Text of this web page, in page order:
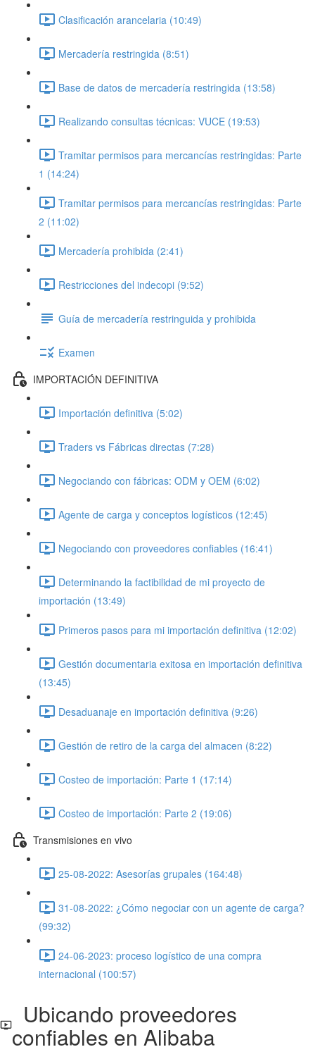
Clasificación arancelaria (10:49)
Mercadería restringida (8:51)
Base de datos de mercadería restringida (13:58)
Realizando consultas técnicas: VUCE (19:53)
Tramitar permisos para mercancías restringidas: Parte
1 (14:24)
Tramitar permisos para mercancías restringidas: Parte
2 (11:02)
Mercadería prohibida (2:41)
Restricciones del indecopi (9:52)
Guía de mercadería restringuida y prohibida
Examen
IMPORTACIÓN DEFINITIVA
Importación definitiva (5:02)
Traders vs Fábricas directas (7:28)
Negociando con fábricas: ODM y OEM (6:02)
Agente de carga y conceptos logísticos (12:45)
Negociando con proveedores confiables (16:41)
Determinando la factibilidad de mi proyecto de
importación (13:49)
Primeros pasos para mi importación definitiva (12:02)
Gestión documentaria exitosa en importación definitiva
(13:45)
Desaduanaje en importación definitiva (9:26)
Gestión de retiro de la carga del almacen (8:22)
Costeo de importación: Parte 1 (17:14)
Costeo de importación: Parte 2 (19:06)
Transmisiones en vivo
25-08-2022: Asesorías grupales (164:48)
31-08-2022: ¿Cómo negociar con un agente de carga?
(99:32)
24-06-2023: proceso logístico de una compra
internacional (100:57)
Ubicando proveedores
confiables en Alibaba